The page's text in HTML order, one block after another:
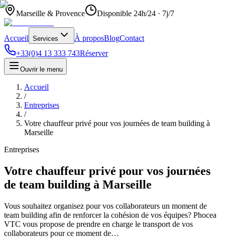
Marseille & Provence Disponible 24h/24 · 7j/7
Accueil Services À proposBlogContact
+33(0)4 13 333 743Réserver
Ouvrir le menu
Accueil
/
Entreprises
/
Votre chauffeur privé pour vos journées de team building à
Marseille
Entreprises
Votre chauffeur privé pour vos journées
de team building à Marseille
Vous souhaitez organisez pour vos collaborateurs un moment de
team building afin de renforcer la cohésion de vos équipes? Phocea
VTC vous propose de prendre en charge le transport de vos
collaborateurs pour ce moment de…